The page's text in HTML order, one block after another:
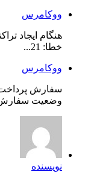
ووکامرس
خطا: 21...
ووکامرس
سفارش پرداخت
وضعیت سفارش
نویسنده